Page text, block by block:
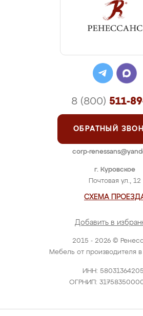
2015 - 2026 ©
Мебель от производителя в
ИНН:
ОГРНИП:
г. Куровское
Почтовая ул., 12
СХЕМА
Добавить в
8 (800) 511-
ОБРАТНЫЙ
corp-